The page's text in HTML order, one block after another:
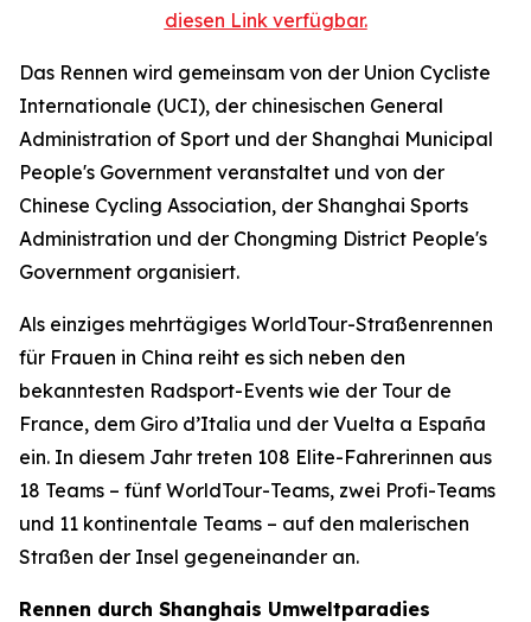
diesen Link verfügbar.
Das Rennen wird gemeinsam von der Union Cycliste
Internationale (UCI), der chinesischen General
Administration of Sport und der Shanghai Municipal
People's Government veranstaltet und von der
Chinese Cycling Association, der Shanghai Sports
Administration und der Chongming District People's
Government organisiert.
Als einziges mehrtägiges WorldTour-Straßenrennen
für Frauen in China reiht es sich neben den
bekanntesten Radsport-Events wie der Tour de
France, dem Giro d’Italia und der Vuelta a España
ein. In diesem Jahr treten 108 Elite-Fahrerinnen aus
18 Teams – fünf WorldTour-Teams, zwei Profi-Teams
und 11 kontinentale Teams – auf den malerischen
Straßen der Insel gegeneinander an.
Rennen durch Shanghais Umweltparadies